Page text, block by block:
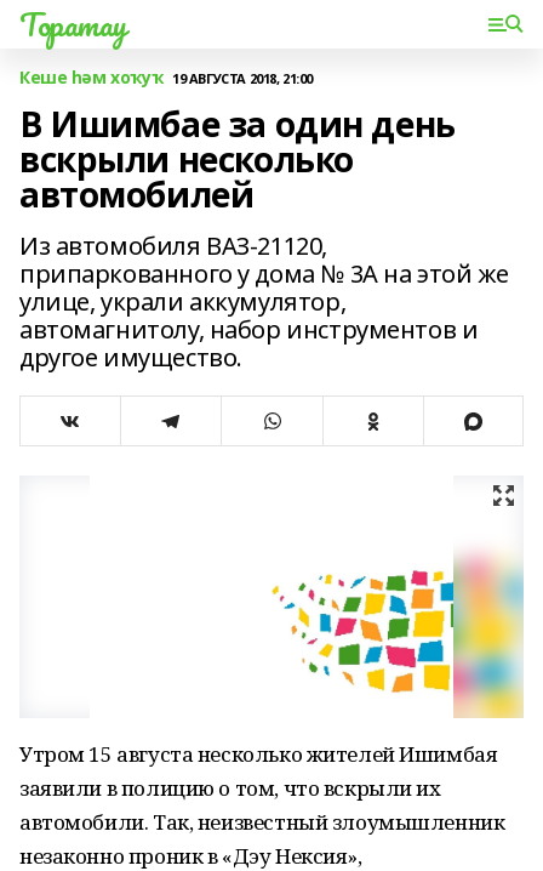
Торатау
Кеше һәм хоҡуҡ 19 АВГУСТА 2018, 21:00
В Ишимбае за один день
вскрыли несколько
автомобилей
Из автомобиля ВАЗ-21120,
припаркованного у дома № 3А на этой же
улице, украли аккумулятор,
автомагнитолу, набор инструментов и
другое имущество.
Утром 15 августа несколько жителей Ишимбая
заявили в полицию о том, что вскрыли их
автомобили. Так, неизвестный злоумышленник
незаконно проник в «Дэу Нексия»,